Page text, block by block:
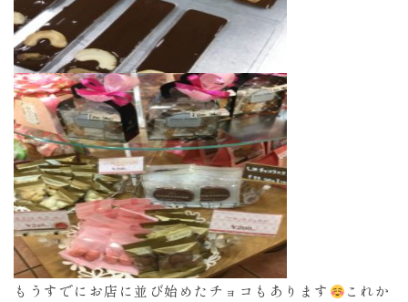
もうすでにお店に並び始めたチョコもあります
これか